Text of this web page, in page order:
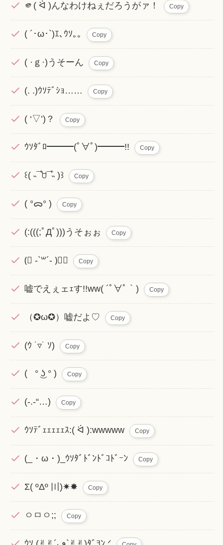
🫵( ᐛ )んなわけねぇだろうがァ！ Copy
( ´･ω･`)ｴ､ｳｿ｡｡ Copy
( ·ｇ·)うそーん Copy
(. .)ｳｿﾃﾞｼｮ…… Copy
( ‘▽’)？ Copy
ｳｿﾀﾞﾛ━━━(ﾟ∀ﾟ)━━━!! Copy
꒰( ˵¯͒ꇴ¯͒˵ )꒱ Copy
( °ᯅ° ) Copy
(:(((;ﾟДﾟ)))うそぉぉ Copy
(⃔ -`꒳´- )⃕↝ Copy
嘘でえぇェｪす!!ww( ´ﾟ∀ﾟ｀) Copy
（✪ω✪）嘘だよ♡ Copy
(ｳ ˙▿˙ ｿ) Copy
( ° ͜ʖ ° ) Copy
(-.-“…) Copy
ｳｿﾃﾞｪｪｪｪｪｽ:( ᐛ ):wwwww Copy
(_・ω・)_ｳｿﾀﾞﾄﾞﾝﾄﾞｺﾄﾞｰﾝ Copy
Σ( ºΔº 〣)✷✸ Copy
ㅇㅁㅇ;; Copy